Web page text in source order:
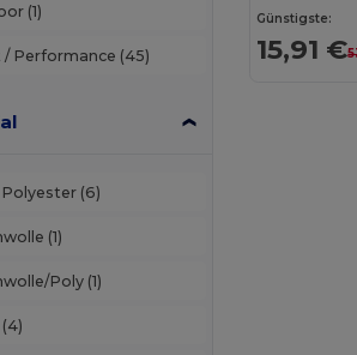
(1)
/ Performance (45)
Polyester (6)
(1)
Poly (1)
(4)
Günstigste:
15,91 €